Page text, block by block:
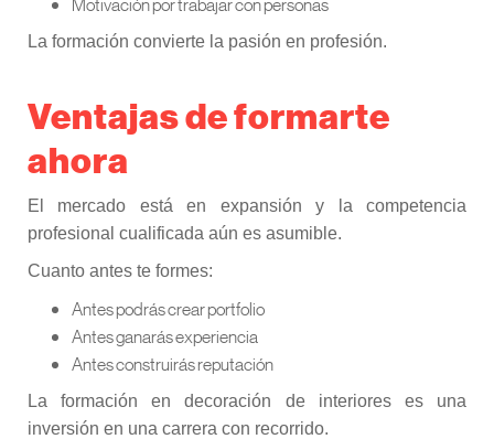
La formación convierte la pasión en profesión.
Ventajas de formarte
ahora
El mercado está en expansión y la competencia
profesional cualificada aún es asumible.
Cuanto antes te formes:
Antes podrás crear portfolio
Antes ganarás experiencia
Antes construirás reputación
La formación en decoración de interiores es una
inversión en una carrera con recorrido.